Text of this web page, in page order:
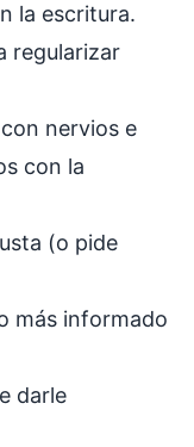
la escritura.
regularizar
nervios e
con la
(o pide
más informado
darle